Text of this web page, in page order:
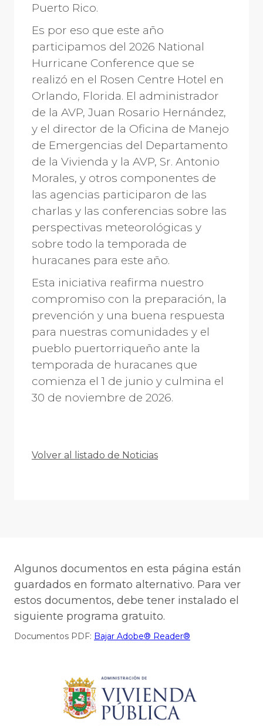
Puerto Rico.
Es por eso que este año
participamos del 2026 National
Hurricane Conference que se
realizó en el Rosen Centre Hotel en
Orlando, Florida. El administrador
de la AVP, Juan Rosario Hernández,
y el director de la Oficina de Manejo
de Emergencias del Departamento
de la Vivienda y la AVP, Sr. Antonio
Morales, y otros componentes de
las agencias participaron de las
charlas y las conferencias sobre las
perspectivas meteorológicas y
sobre todo la temporada de
huracanes para este año.
Esta iniciativa reafirma nuestro
compromiso con la preparación, la
prevención y una buena respuesta
para nuestras comunidades y el
pueblo puertorriqueño ante la
temporada de huracanes que
comienza el 1 de junio y culmina el
30 de noviembre de 2026.
Volver al listado de Noticias
Algunos documentos en esta página están
guardados en formato alternativo. Para ver
estos documentos, debe tener instalado el
siguiente programa gratuito.
Documentos PDF: Bajar Adobe® Reader®